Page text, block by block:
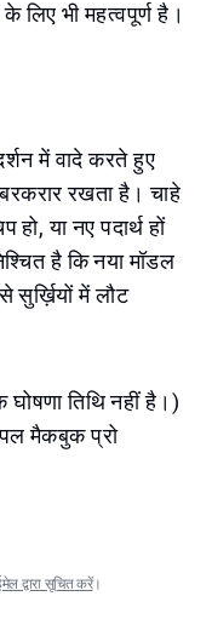
लिए भी महत्वपूर्ण है।
में वादे करते हुए
रखता है। चाहे
या नए पदार्थ हों
है कि नया मॉडल
में लौट
तिथि नहीं है।)
मैकबुक प्रो
द्वारा सूचित करें।